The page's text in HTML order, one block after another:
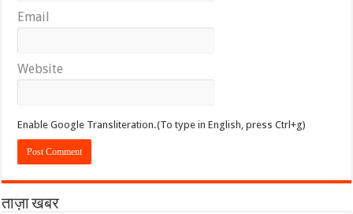
Email
Website
Enable Google Transliteration.(To type in English, press Ctrl+g)
ताज़ा खबर